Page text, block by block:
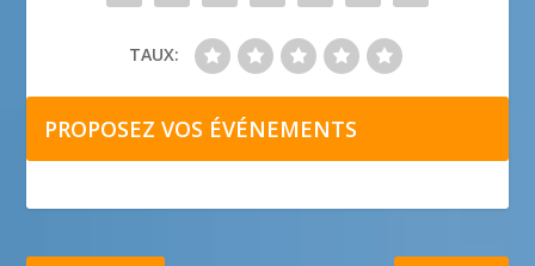
TAUX:
PROPOSEZ VOS ÉVÉNEMENTS